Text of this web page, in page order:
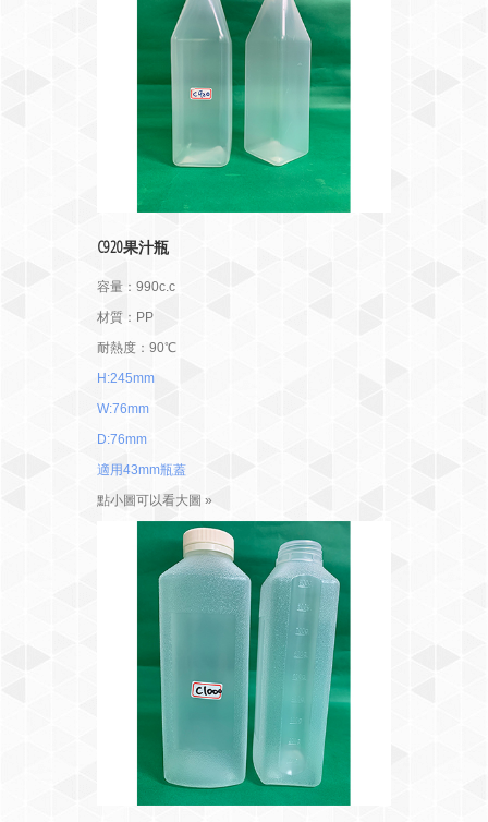
C920果汁瓶
容量：990c.c
材質：PP
耐熱度：90℃
H:245mm
W:76mm
D:76mm
適用43mm瓶蓋
點小圖可以看大圖 »